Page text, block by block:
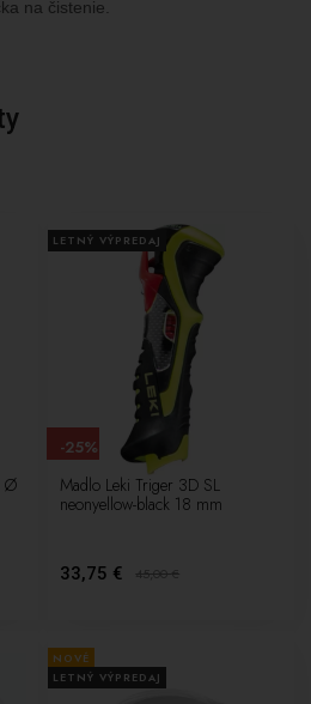
na čistenie.
Ø
LETNÝ VÝPREDAJ
Madlo Leki Triger 3D SL
neonyellow-black 18 mm
33,75 € 45,00€
-25%
NOVÉ
LETNÝ VÝPREDAJ